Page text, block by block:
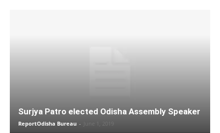
Surjya Patro elected Odisha Assembly Speaker
ReportOdisha Bureau - June 1, 2019